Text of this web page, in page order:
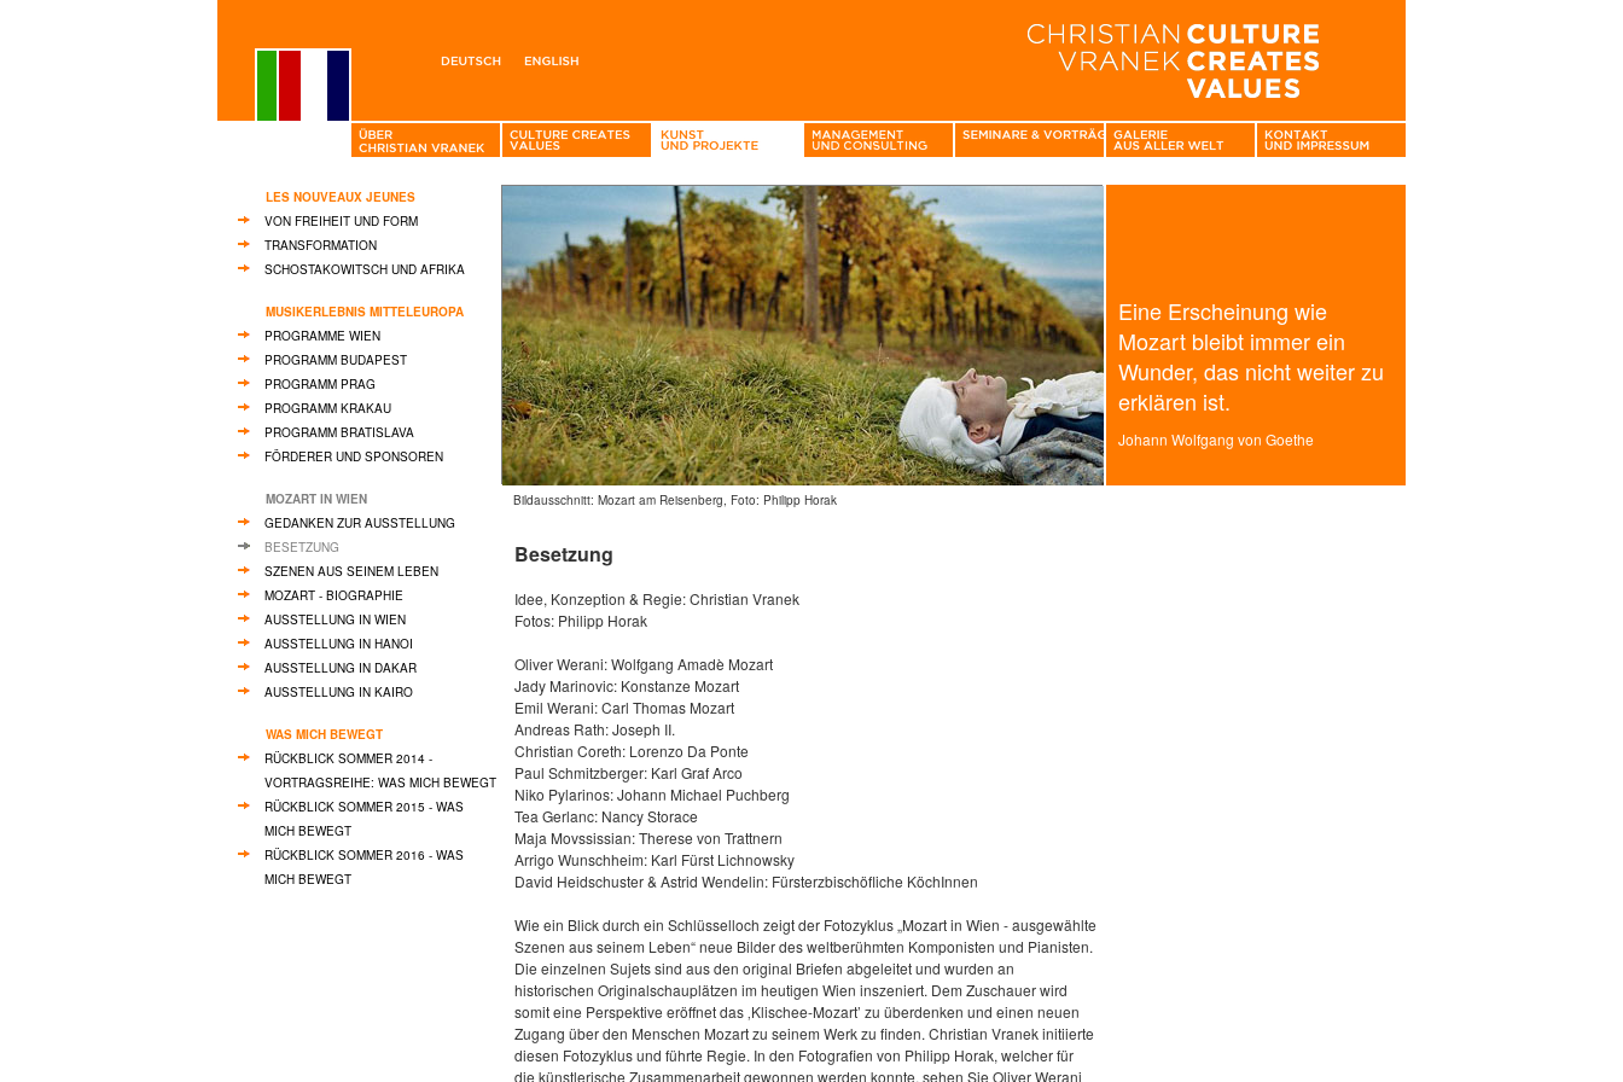
LES NOUVEAUX JEUNES
VON FREIHEIT UND FORM
TRANSFORMATION
SCHOSTAKOWITSCH UND AFRIKA
MUSIKERLEBNIS MITTELEUROPA
PROGRAMME WIEN
PROGRAMM BUDAPEST
PROGRAMM PRAG
PROGRAMM KRAKAU
PROGRAMM BRATISLAVA
FÖRDERER UND SPONSOREN
MOZART IN WIEN
GEDANKEN ZUR AUSSTELLUNG
BESETZUNG
SZENEN AUS SEINEM LEBEN
MOZART - BIOGRAPHIE
AUSSTELLUNG IN WIEN
AUSSTELLUNG IN HANOI
AUSSTELLUNG IN DAKAR
AUSSTELLUNG IN KAIRO
WAS MICH BEWEGT
RÜCKBLICK SOMMER 2014 -
VORTRAGSREIHE: WAS MICH BEWEGT
RÜCKBLICK SOMMER 2015 - WAS
MICH BEWEGT
RÜCKBLICK SOMMER 2016 - WAS
MICH BEWEGT
Eine Erscheinung wie
Mozart bleibt immer ein
Wunder, das nicht weiter zu
erklären ist.
Johann Wolfgang von Goethe
Bildausschnitt: Mozart am Reisenberg, Foto: Philipp Horak
Besetzung
Idee, Konzeption & Regie: Christian Vranek
Fotos: Philipp Horak
Oliver Werani: Wolfgang Amadè Mozart
Jady Marinovic: Konstanze Mozart
Emil Werani: Carl Thomas Mozart
Andreas Rath: Joseph II.
Christian Coreth: Lorenzo Da Ponte
Paul Schmitzberger: Karl Graf Arco
Niko Pylarinos: Johann Michael Puchberg
Tea Gerlanc: Nancy Storace
Maja Movssissian: Therese von Trattnern
Arrigo Wunschheim: Karl Fürst Lichnowsky
David Heidschuster & Astrid Wendelin: Fürsterzbischöfliche KöchInnen
Wie ein Blick durch ein Schlüsselloch zeigt der Fotozyklus „Mozart in Wien - ausgewählte
Szenen aus seinem Leben“ neue Bilder des weltberühmten Komponisten und Pianisten.
Die einzelnen Sujets sind aus den original Briefen abgeleitet und wurden an
historischen Originalschauplätzen im heutigen Wien inszeniert. Dem Zuschauer wird
somit eine Perspektive eröffnet das ‚Klischee-Mozart’ zu überdenken und einen neuen
Zugang über den Menschen Mozart zu seinem Werk zu finden. Christian Vranek initiierte
diesen Fotozyklus und führte Regie. In den Fotografien von Philipp Horak, welcher für
die künstlerische Zusammenarbeit gewonnen werden konnte, sehen Sie Oliver Werani